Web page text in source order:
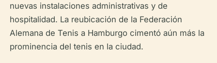
nuevas instalaciones administrativas y de
hospitalidad. La reubicación de la Federación
Alemana de Tenis a Hamburgo cimentó aún más la
prominencia del tenis en la ciudad.